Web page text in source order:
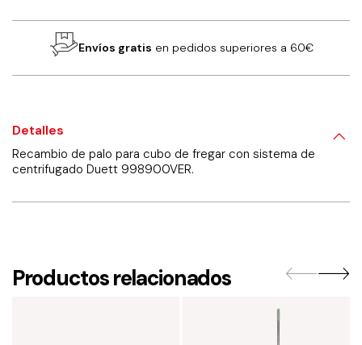
Envíos gratis en pedidos superiores a 60€
Detalles
Recambio de palo para cubo de fregar con sistema de
centrifugado Duett 998900VER.
Productos relacionados